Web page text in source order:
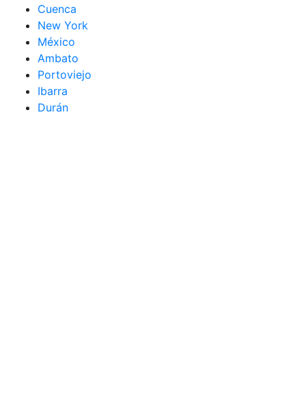
Cuenca
New York
México
Ambato
Portoviejo
Ibarra
Durán